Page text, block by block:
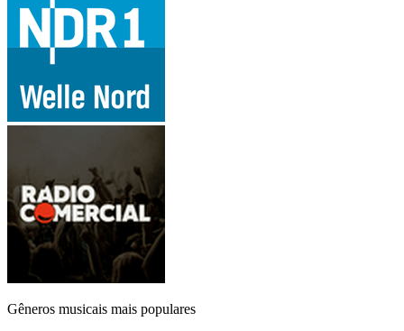
Gêneros musicais mais populares